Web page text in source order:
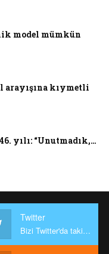
model mümkün
arayışına kıymetli
yılı: “Unutmadık,…
Twitter
Bizi Twitter'da takip edin